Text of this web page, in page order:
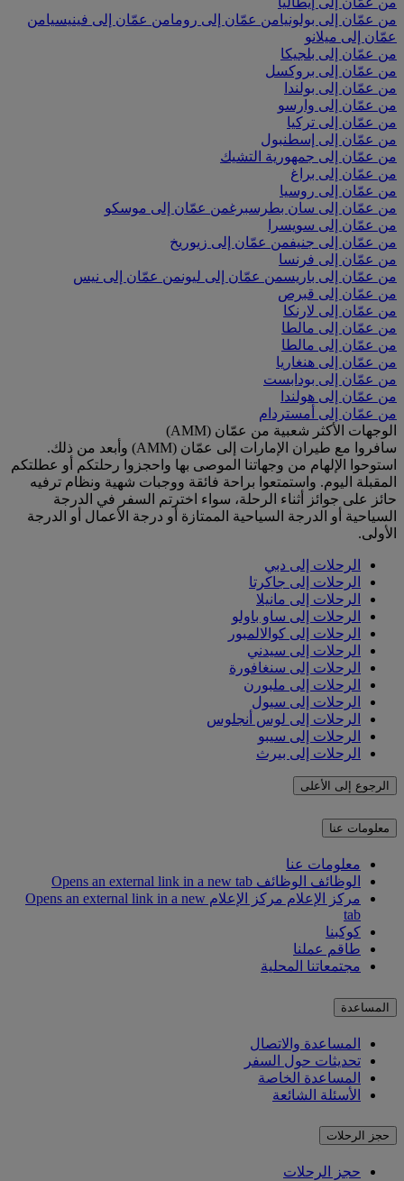
من عمّان إلى بولونيامن عمّان إلى رومامن عمّان إلى فينيسيامن
عمّان إلى ميلانو
من عمّان إلى بلجيكا
من عمّان إلى بروكسل
من عمّان إلى بولندا
من عمّان إلى وارسو
من عمّان إلى تركيا
من عمّان إلى إسطنبول
من عمّان إلى جمهورية التشيك
من عمّان إلى براغ
من عمّان إلى روسيا
من عمّان إلى سان بطرسبرغمن عمّان إلى موسكو
من عمّان إلى سويسرا
من عمّان إلى جنيفمن عمّان إلى زيوريخ
من عمّان إلى فرنسا
من عمّان إلى باريسمن عمّان إلى ليونمن عمّان إلى نيس
من عمّان إلى قبرص
من عمّان إلى لارنكا
من عمّان إلى مالطا
من عمّان إلى مالطا
من عمّان إلى هنغاريا
من عمّان إلى بودابست
من عمّان إلى هولندا
من عمّان إلى أمستردام
الوجهات الأكثر شعبية من عمّان (AMM)
سافروا مع طيران الإمارات إلى عمّان (AMM) وأبعد من ذلك.
استوحوا الإلهام من وجهاتنا الموصى بها واحجزوا رحلتكم أو عطلتكم
المقبلة اليوم. واستمتعوا براحة فائقة ووجبات شهية ونظام ترفيه
حائز على جوائز أثناء الرحلة، سواء اخترتم السفر في الدرجة
السياحية أو الدرجة السياحية الممتازة أو درجة الأعمال أو الدرجة
الأولى.
الرحلات إلى دبي
الرحلات إلى جاكرتا
الرحلات إلى مانيلا
الرحلات إلى ساو باولو
الرحلات إلى كوالالمبور
الرحلات إلى سيدني
الرحلات إلى سنغافورة
الرحلات إلى ملبورن
الرحلات إلى سيول
الرحلات إلى لوس أنجلوس
الرحلات إلى سيبو
الرحلات إلى بيرث
الرجوع إلى الأعلى
معلومات عنا
معلومات عنا
الوظائف الوظائف Opens an external link in a new tab
مركز الإعلام
مركز الإعلام Opens an external link in a new
tab
كوكبنا
طاقم عملنا
مجتمعاتنا المحلية
المساعدة
المساعدة والاتصال
تحديثات حول السفر
المساعدة الخاصة
الأسئلة الشائعة
حجز الرحلات
حجز الرحلات